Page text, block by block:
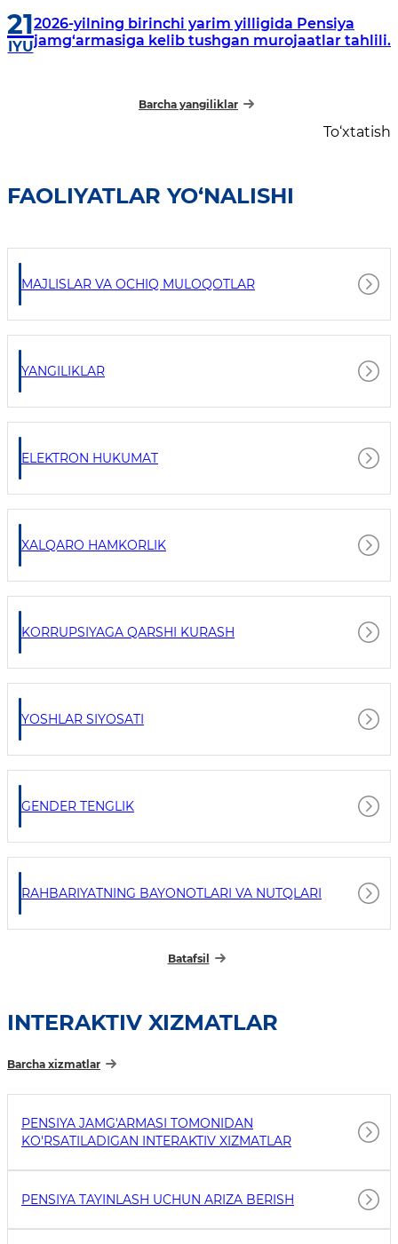
21
IYU
2026-yilning birinchi yarim yilligida Pensiya
jamg‘armasiga kelib tushgan murojaatlar tahlili.
Barcha yangiliklar
To‘xtatish
FAOLIYATLAR YO‘NALISHI
MAJLISLAR VA OCHIQ MULOQOTLAR
YANGILIKLAR
ELEKTRON HUKUMAT
XALQARO HAMKORLIK
KORRUPSIYAGA QARSHI KURASH
YOSHLAR SIYOSATI
GENDER TENGLIK
RAHBARIYATNING BAYONOTLARI VA NUTQLARI
Batafsil
INTERAKTIV XIZMATLAR
Barcha xizmatlar
PENSIYA JAMG'ARMASI TOMONIDAN
KO'RSATILADIGAN INTERAKTIV XIZMATLAR
PENSIYA TAYINLASH UCHUN ARIZA BERISH